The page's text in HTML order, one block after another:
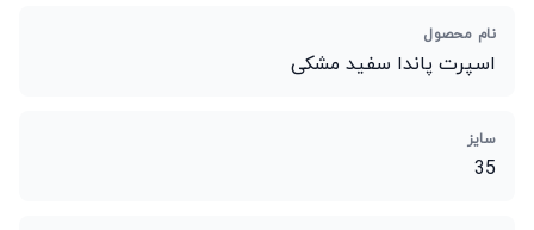
نام محصول
اسپرت پاندا سفید مشکی
سایز
35